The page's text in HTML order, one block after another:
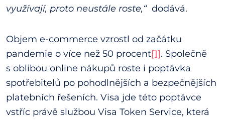
využívají, proto neustále roste,“ dodává.
Objem e-commerce vzrostl od začátku
pandemie o více než 50 procent[1]. Společně
s oblibou online nákupů roste i poptávka
spotřebitelů po pohodlnějších a bezpečnějších
platebních řešeních. Visa jde této poptávce
vstříc právě službou Visa Token Service, která